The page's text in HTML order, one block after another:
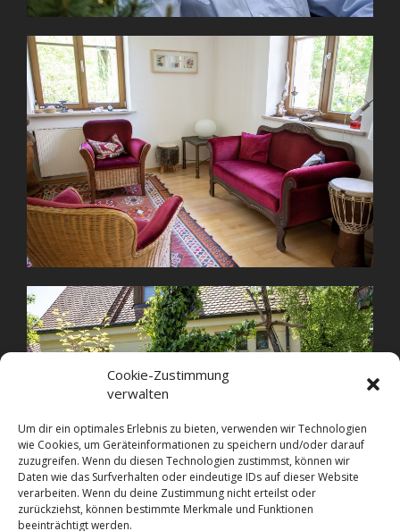
Cookie-Zustimmung
verwalten
Um dir ein optimales Erlebnis zu bieten, verwenden wir Technologien
wie Cookies, um Geräteinformationen zu speichern und/oder darauf
zuzugreifen. Wenn du diesen Technologien zustimmst, können wir
Daten wie das Surfverhalten oder eindeutige IDs auf dieser Website
verarbeiten. Wenn du deine Zustimmung nicht erteilst oder
zurückziehst, können bestimmte Merkmale und Funktionen
beeinträchtigt werden.